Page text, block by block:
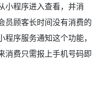
小程序进入查看，并消
员顾客长时间没有消费的
序服务通知这个功能，
消费只需报上手机号码即